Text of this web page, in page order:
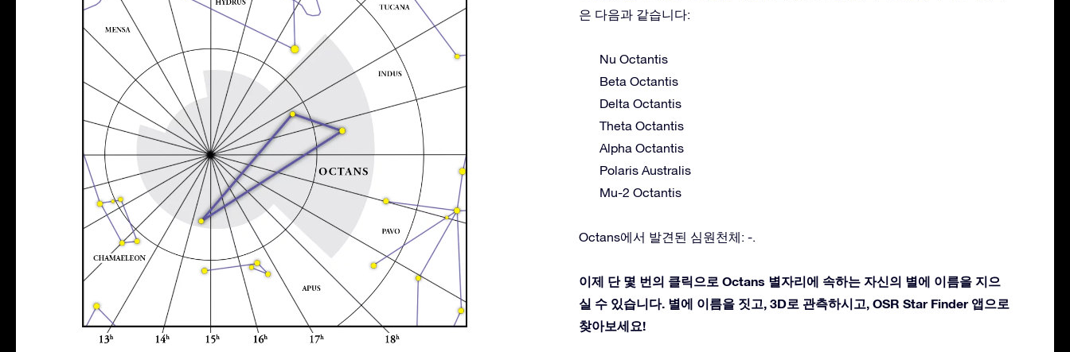
은 다음과 같습니다:
Nu Octantis
Beta Octantis
Delta Octantis
Theta Octantis
Alpha Octantis
Polaris Australis
Mu-2 Octantis
Octans에서 발견된 심원천체: -.
이제 단 몇 번의 클릭으로 Octans 별자리에 속하는 자신의 별에 이름을 지으
실 수 있습니다. 별에 이름을 짓고, 3D로 관측하시고, OSR Star Finder 앱으로
찾아보세요!